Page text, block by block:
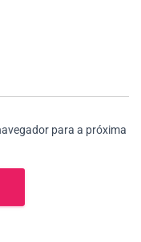
para a próxima